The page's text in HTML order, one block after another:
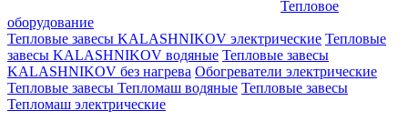
Тепловое
оборудование
Тепловые завесы KALASHNIKOV электрические Тепловые
завесы KALASHNIKOV водяные Тепловые завесы
KALASHNIKOV без нагрева Обогреватели электрические
Тепловые завесы Тепломаш водяные Тепловые завесы
Тепломаш электрические